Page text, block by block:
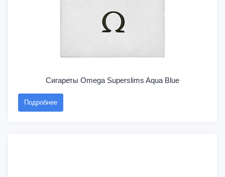
Сигареты Omega Superslims Aqua Blue
Подробнее